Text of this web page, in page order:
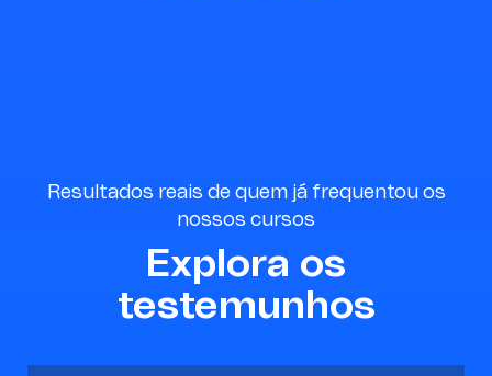
Resultados reais de quem já frequentou os
nossos cursos
Explora os
testemunhos